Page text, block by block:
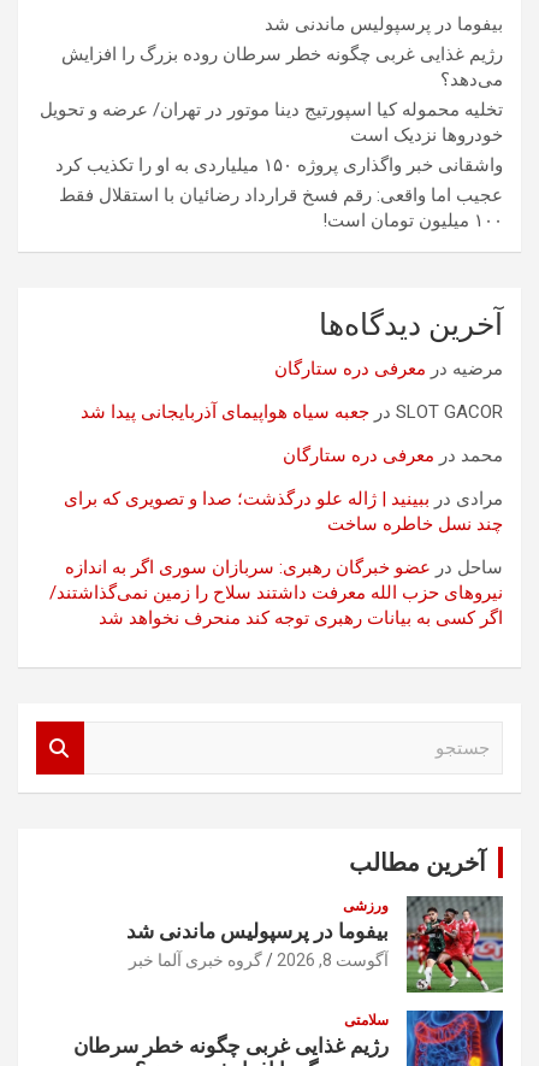
بیفوما در پرسپولیس ماندنی شد
رژیم غذایی غربی چگونه خطر سرطان روده بزرگ را افزایش
می‌دهد؟
تخلیه محموله کیا اسپورتیج دینا موتور در تهران/ عرضه و تحویل
خودروها نزدیک است
واشقانی خبر واگذاری پروژه ۱۵۰ میلیاردی به او را تکذیب کرد
عجیب اما واقعی: رقم فسخ قرارداد رضائیان با استقلال فقط
۱۰۰ میلیون تومان است!
آخرین دیدگاه‌ها
مرضیه در معرفی دره ستارگان
SLOT GACOR در جعبه سیاه هواپیمای آذربایجانی پیدا شد
محمد در معرفی دره ستارگان
مرادی در ببینید | ژاله علو درگذشت؛ صدا و تصویری که برای
چند نسل خاطره ساخت
ساحل در عضو خبرگان رهبری: سربازان سوری اگر به اندازه
نیروهای حزب الله معرفت داشتند سلاح را زمین نمی‌گذاشتند/
اگر کسی به بیانات رهبری توجه کند منحرف نخواهد شد
آخرین مطالب
ورزشی
بیفوما در پرسپولیس ماندنی شد
آگوست 8, 2026 گروه خبری آلما خبر
سلامتی
رژیم غذایی غربی چگونه خطر سرطان